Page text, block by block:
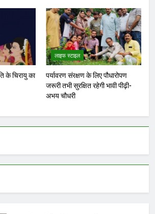
के चिरायु का
लाइफ स्टाइल
पर्यावरण संरक्षण के लिए पौधारोपण
जरूरी तभी सुरक्षित रहेगी भावी पीढ़ी-
अभय चौधरी